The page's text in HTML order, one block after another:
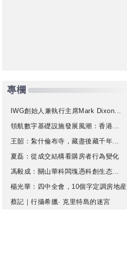
專欄
IWG創始人兼執行主席Mark Dixon...
領航數字基礎設施發展風潮：香港...
王韶：紮什倫布寺，藏盡後藏千年...
夏磊：從成交結構看購房者行為變化
馮毅成：關山華科闆塊憑科創生态...
楊光華：四中全會，10個字定調房地産
蔡記｜行攝希臘· 克里特島的迷宮